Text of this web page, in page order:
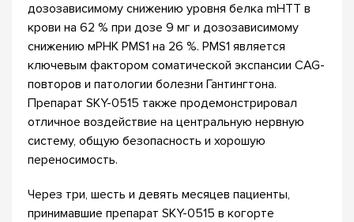
дозозависимому снижению уровня белка mHTT в
крови на 62 % при дозе 9 мг и дозозависимому
снижению мРНК PMS1 на 26 %. PMS1 является
ключевым фактором соматической экспансии CAG-
повторов и патологии болезни Гантингтона.
Препарат SKY-0515 также продемонстрировал
отличное воздействие на центральную нервную
систему, общую безопасность и хорошую
переносимость.
Через три, шесть и девять месяцев пациенты,
принимавшие препарат SKY-0515 в когорте